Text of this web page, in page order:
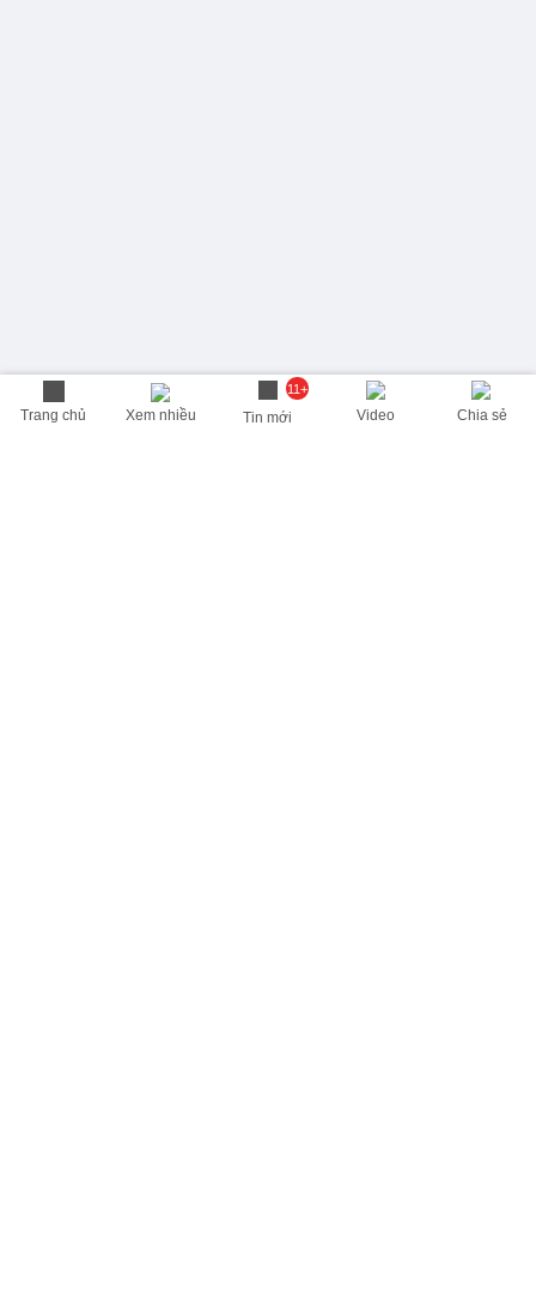
Trang chủ Xem nhiều
11+
Tin mới Video Chia sẻ